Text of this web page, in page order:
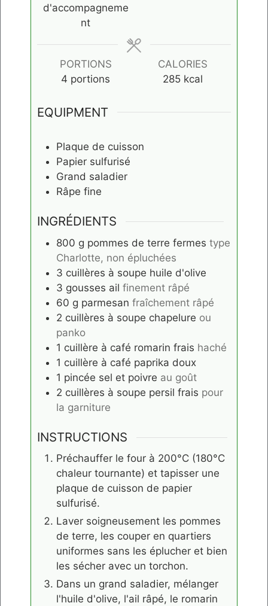
d'accompagneme
nt
PORTIONS
4 portions
CALORIES
285 kcal
EQUIPMENT
Plaque de cuisson
Papier sulfurisé
Grand saladier
Râpe fine
INGRÉDIENTS
800 g pommes de terre fermes type
Charlotte, non épluchées
3 cuillères à soupe huile d'olive
3 gousses ail finement râpé
60 g parmesan fraîchement râpé
2 cuillères à soupe chapelure ou
panko
1 cuillère à café romarin frais haché
1 cuillère à café paprika doux
1 pincée sel et poivre au goût
2 cuillères à soupe persil frais pour
la garniture
INSTRUCTIONS
Préchauffer le four à 200°C (180°C
chaleur tournante) et tapisser une
plaque de cuisson de papier
sulfurisé.
Laver soigneusement les pommes
de terre, les couper en quartiers
uniformes sans les éplucher et bien
les sécher avec un torchon.
Dans un grand saladier, mélanger
l'huile d'olive, l'ail râpé, le romarin